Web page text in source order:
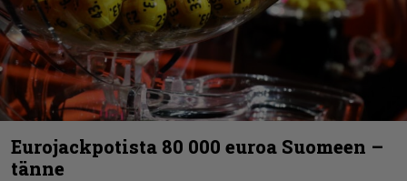
Eurojackpotista 80 000 euroa Suomeen –
tänne